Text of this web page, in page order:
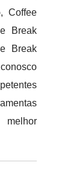
Coffee
Break
Break